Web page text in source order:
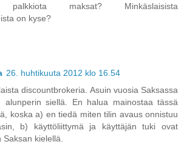
palkkiota maksat? Minkäslaisista
on kyse?
26. huhtikuuta 2012 klo 16.54
discountbrokeria. Asuin vuosia Saksassa
alunperin siellä. En halua mainostaa tässä
koska a) en tiedä miten tilin avaus onnistuu
b) käyttöliittymä ja käyttäjän tuki ovat
kielellä.